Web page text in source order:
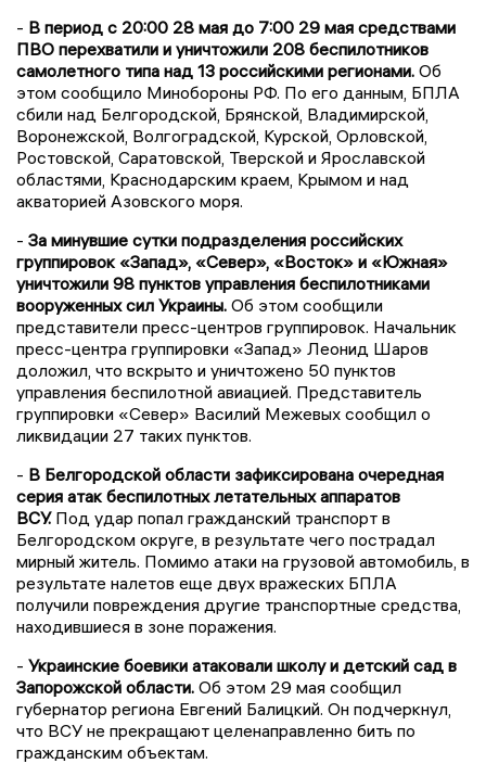
- В период с 20:00 28 мая до 7:00 29 мая средствами
ПВО перехватили и уничтожили 208 беспилотников
самолетного типа над 13 российскими регионами. Об
этом сообщило Минобороны РФ. По его данным, БПЛА
сбили над Белгородской, Брянской, Владимирской,
Воронежской, Волгоградской, Курской, Орловской,
Ростовской, Саратовской, Тверской и Ярославской
областями, Краснодарским краем, Крымом и над
акваторией Азовского моря.
- За минувшие сутки подразделения российских
группировок «Запад», «Север», «Восток» и «Южная»
уничтожили 98 пунктов управления беспилотниками
вооруженных сил Украины. Об этом сообщили
представители пресс-центров группировок. Начальник
пресс-центра группировки «Запад» Леонид Шаров
доложил, что вскрыто и уничтожено 50 пунктов
управления беспилотной авиацией. Представитель
группировки «Север» Василий Межевых сообщил о
ликвидации 27 таких пунктов.
- В Белгородской области зафиксирована очередная
серия атак беспилотных летательных аппаратов
ВСУ.Под удар попал гражданский транспорт в
Белгородском округе, в результате чего пострадал
мирный житель. Помимо атаки на грузовой автомобиль, в
результате налетов еще двух вражеских БПЛА
получили повреждения другие транспортные средства,
находившиеся в зоне поражения.
- Украинские боевики атаковали школу и детский сад в
Запорожской области. Об этом 29 мая сообщил
губернатор региона Евгений Балицкий. Он подчеркнул,
что ВСУ не прекращают целенаправленно бить по
гражданским объектам.